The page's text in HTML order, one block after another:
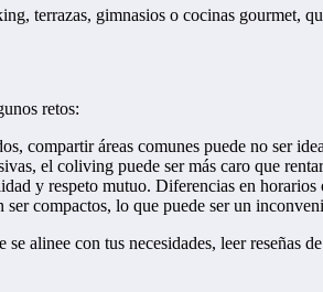
terrazas, gimnasios o cocinas gourmet,
retos:
compartir áreas comunes puede no ser
el coliving puede ser más caro que
y respeto mutuo. Diferencias en
compactos, lo que puede ser un
alinee con tus necesidades, leer reseñas